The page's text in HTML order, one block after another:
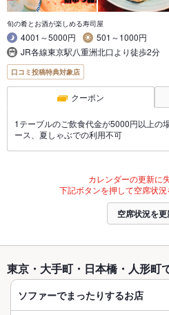
旬の肴とお酒が楽しめる寿司屋
4001～5000円
501～1000円
JR各線東京駅八重洲北口より徒歩2分
口コミ投稿特典対象店
クーポン
1テーブルのご飲食代金が5000円以上
ース、夏しゃぶでの利用不可
カレンダーの更新に
下記ボタンを押して空席状況
空席状況を
東京・大手町・日本橋・人形町
ソファーでまったりするお店